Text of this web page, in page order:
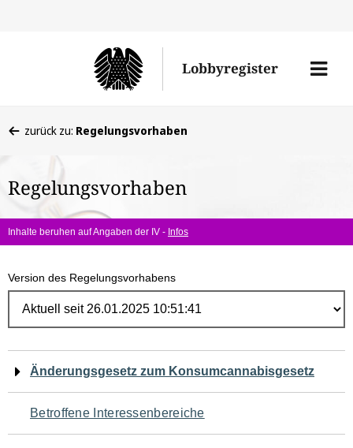
Lobbyregister
Menü
befinden
hier:
zurück zu: Regelungsvorhaben
Regelungsvorhaben
Inhalte beruhen auf Angaben der IV - Infos
Version des Regelungsvorhabens
Navigation
für
den
Änderungsgesetz zum Konsumcannabisgesetz
Betroffene Interessenbereiche